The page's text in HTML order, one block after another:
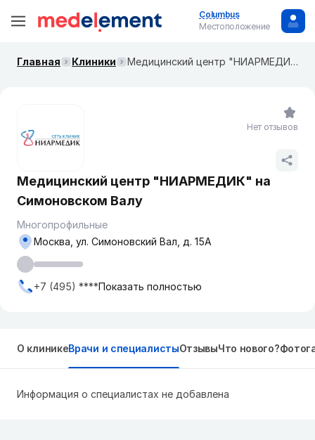
Columbus
Местоположение
Главная Клиники Медицинский центр "НИАРМЕДИК" на ​Симоновском Валу
Медицинский центр "НИАРМЕДИК" на ​
Симоновском Валу
Многопрофильные
Москва, ул. Симоновский Вал, д. 15А
+7 (495) ****Показать полностью
Нет отзывов
О клиникеВрачи и специалистыОтзывыЧто нового?
Информация о специалистах не добавлена